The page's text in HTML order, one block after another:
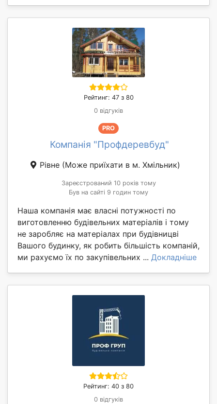
Рейтинг: 47 з 80
0 відгуків
PRO
Компанія "Профдеревбуд"
Рівне (Може приїхати в м. Хмільник)
Зареєстрований 10 років тому
Був на сайті 9 годин тому
Наша компанія має власні потужності по
виготовленню будівельних матеріалів і тому
не заробляє на матеріалах при будівницві
Вашого будинку, як робить більшість компаній,
ми рахуємо їх по закупівельних ... Докладніше
Рейтинг: 40 з 80
0 відгуків